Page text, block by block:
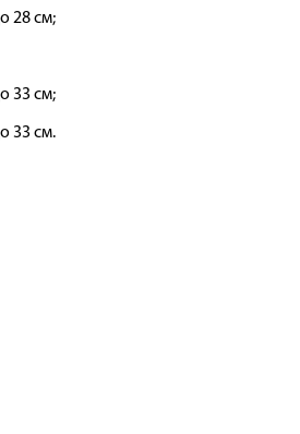
28 см;
33 см;
33 см.